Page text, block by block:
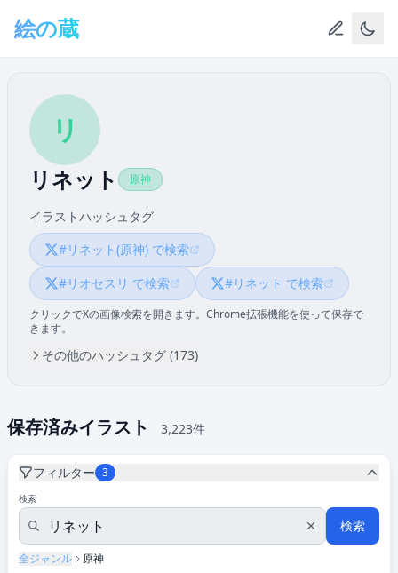
絵の蔵
リ
リネット 原神
イラストハッシュタグ
#リネット(原神) で検索
#リオセスリ で検索
#リネット で検索
クリックでXの画像検索を開きます。Chrome拡張機能を使って保存で
きます。
その他のハッシュタグ (173)
保存済みイラスト 3,223件
フィルター 3
検索
検索
全ジャンル 原神